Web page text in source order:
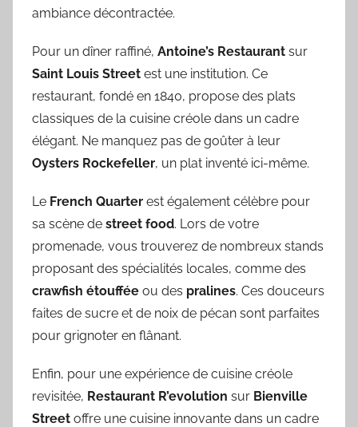
ambiance décontractée.
Pour un dîner raffiné, Antoine’s Restaurant sur
Saint Louis Street est une institution. Ce
restaurant, fondé en 1840, propose des plats
classiques de la cuisine créole dans un cadre
élégant. Ne manquez pas de goûter à leur
Oysters Rockefeller, un plat inventé ici-même.
Le French Quarter est également célèbre pour
sa scène de street food. Lors de votre
promenade, vous trouverez de nombreux stands
proposant des spécialités locales, comme des
crawfish étouffée ou des pralines. Ces douceurs
faites de sucre et de noix de pécan sont parfaites
pour grignoter en flânant.
Enfin, pour une expérience de cuisine créole
revisitée, Restaurant R’evolution sur Bienville
Street offre une cuisine innovante dans un cadre